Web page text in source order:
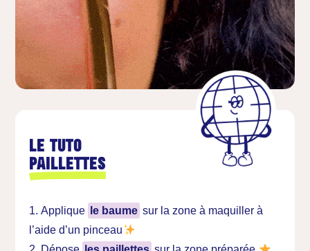
Le tuto
Paillettes
Applique le baume sur la zone à maquiller à
l’aide d’un pinceau